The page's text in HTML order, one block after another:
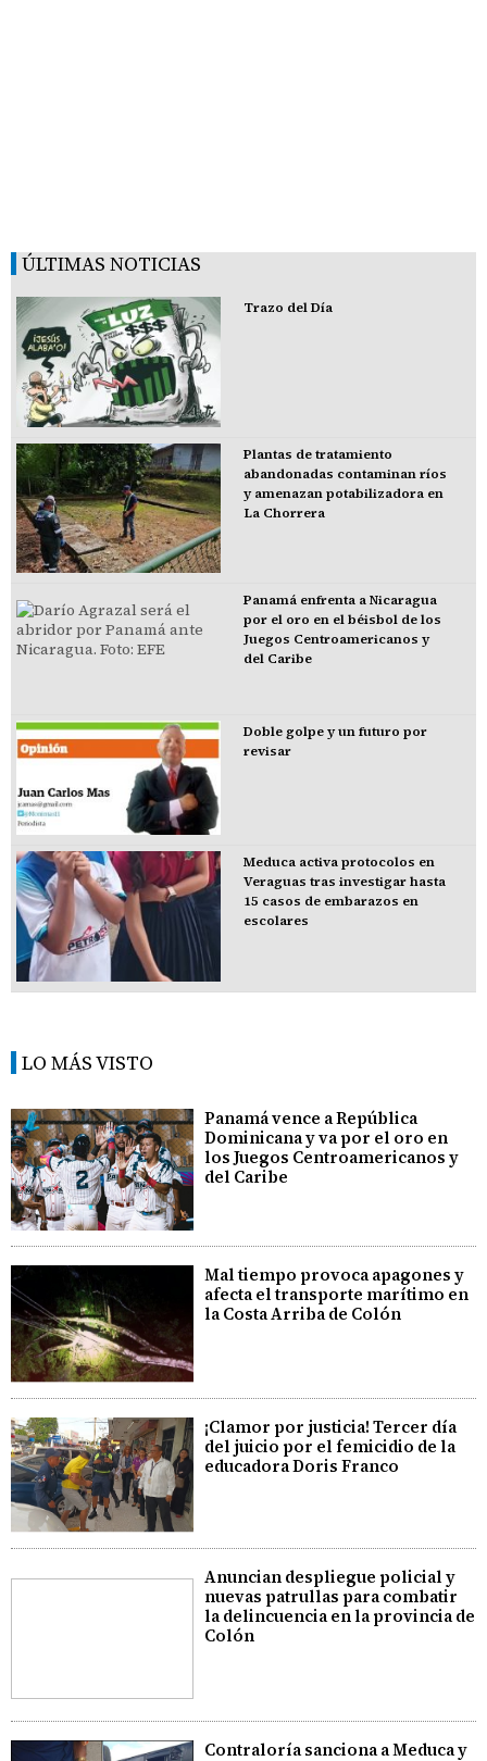
ÚLTIMAS NOTICIAS
Trazo del Día
Plantas de tratamiento
abandonadas contaminan ríos
y amenazan potabilizadora en
La Chorrera
Panamá enfrenta a Nicaragua
por el oro en el béisbol de los
Juegos Centroamericanos y
del Caribe
Doble golpe y un futuro por
revisar
Meduca activa protocolos en
Veraguas tras investigar hasta
15 casos de embarazos en
escolares
LO MÁS VISTO
Panamá vence a República
Dominicana y va por el oro en
los Juegos Centroamericanos y
del Caribe
Mal tiempo provoca apagones y
afecta el transporte marítimo en
la Costa Arriba de Colón
¡Clamor por justicia! Tercer día
del juicio por el femicidio de la
educadora Doris Franco
Anuncian despliegue policial y
nuevas patrullas para combatir
la delincuencia en la provincia de
Colón
Contraloría sanciona a Meduca y